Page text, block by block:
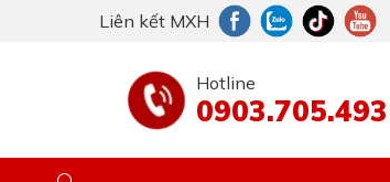
Liên kết MXH
Hotline
0903.705.493